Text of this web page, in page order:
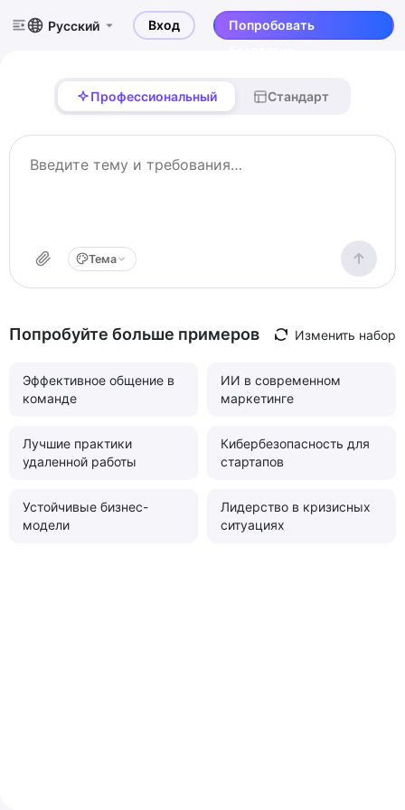
Русский Вход
Попробовать
Профессиональный Стандарт
Тема
Попробуйте больше примеров Изменить набор
Эффективное общение в
команде
ИИ в современном
маркетинге
Лучшие практики
удаленной работы
Кибербезопасность для
стартапов
Устойчивые бизнес-
модели
Лидерство в кризисных
ситуациях